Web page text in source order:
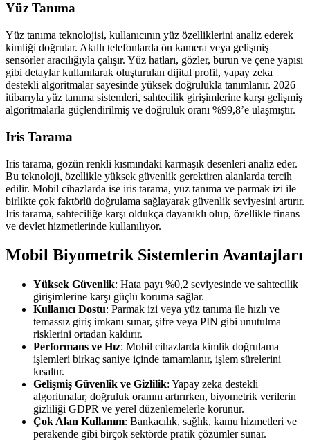
Yüz Tanıma
Yüz tanıma teknolojisi, kullanıcının yüz özelliklerini analiz ederek
kimliği doğrular. Akıllı telefonlarda ön kamera veya gelişmiş
sensörler aracılığıyla çalışır. Yüz hatları, gözler, burun ve çene yapısı
gibi detaylar kullanılarak oluşturulan dijital profil, yapay zeka
destekli algoritmalar sayesinde yüksek doğrulukla tanımlanır. 2026
itibarıyla yüz tanıma sistemleri, sahtecilik girişimlerine karşı gelişmiş
algoritmalarla güçlendirilmiş ve doğruluk oranı %99,8’e ulaşmıştır.
Iris Tarama
Iris tarama, gözün renkli kısmındaki karmaşık desenleri analiz eder.
Bu teknoloji, özellikle yüksek güvenlik gerektiren alanlarda tercih
edilir. Mobil cihazlarda ise iris tarama, yüz tanıma ve parmak izi ile
birlikte çok faktörlü doğrulama sağlayarak güvenlik seviyesini artırır.
Iris tarama, sahteciliğe karşı oldukça dayanıklı olup, özellikle finans
ve devlet hizmetlerinde kullanılıyor.
Mobil Biyometrik Sistemlerin Avantajları
Yüksek Güvenlik: Hata payı %0,2 seviyesinde ve sahtecilik
girişimlerine karşı güçlü koruma sağlar.
Kullanıcı Dostu: Parmak izi veya yüz tanıma ile hızlı ve
temassız giriş imkanı sunar, şifre veya PIN gibi unutulma
risklerini ortadan kaldırır.
Performans ve Hız: Mobil cihazlarda kimlik doğrulama
işlemleri birkaç saniye içinde tamamlanır, işlem sürelerini
kısaltır.
Gelişmiş Güvenlik ve Gizlilik: Yapay zeka destekli
algoritmalar, doğruluk oranını artırırken, biyometrik verilerin
gizliliği GDPR ve yerel düzenlemelerle korunur.
Çok Alan Kullanım: Bankacılık, sağlık, kamu hizmetleri ve
perakende gibi birçok sektörde pratik çözümler sunar.